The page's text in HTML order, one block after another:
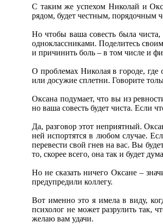
С таким же успехом Николай и
рядом, будет честным, порядочным
Но чтобы ваша совесть была
одноклассниками. Поделитесь
и причинить боль – в том числе и
О проблемах Николая в городе,
или досужие сплетни. Говорите
Оксана подумает, что вы из
но ваша совесть будет чиста. Если
Да, разговор этот неприятный.
ней испортятся в любом случае.
перевести свой гнев на вас. Вы
то, скорее всего, она так и будет
Но не сказать ничего Оксане –
предупредили коллегу.
Вот именно это я имела в виду,
психолог не может разрулить так,
желаю вам удачи.